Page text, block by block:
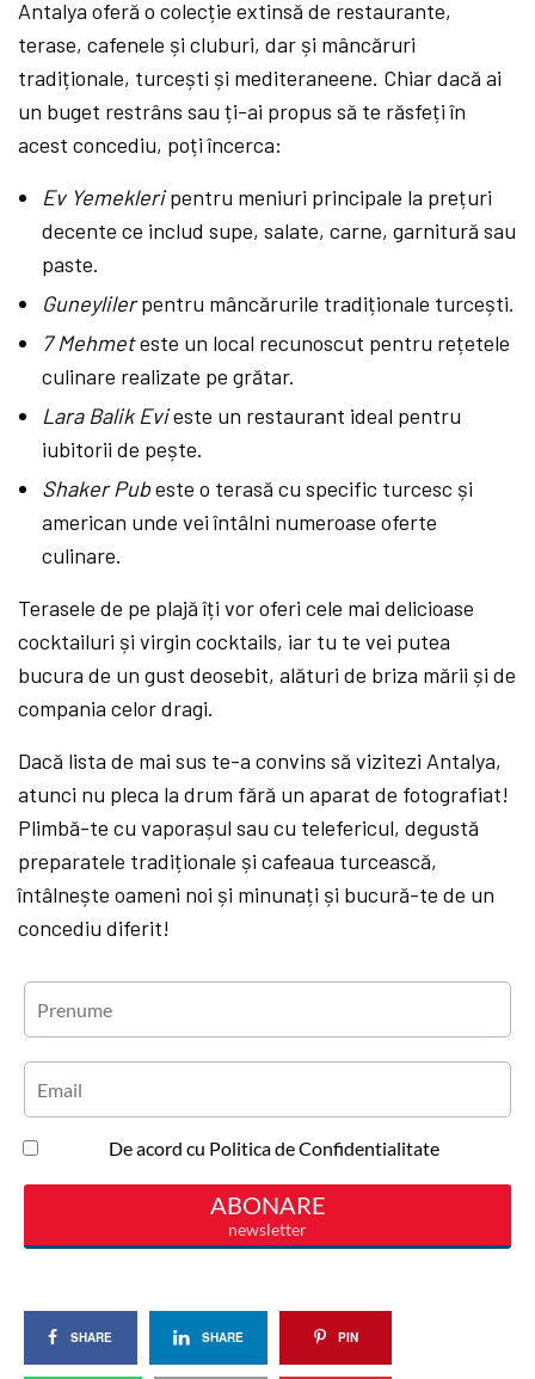
Antalya oferă o colecție extinsă de restaurante,
terase, cafenele și cluburi, dar și mâncăruri
tradiționale, turcești și mediteraneene. Chiar dacă ai
un buget restrâns sau ți-ai propus să te răsfeți în
acest concediu, poți încerca:
Ev Yemekleripentru meniuri principale la prețuri
decente ce includ supe, salate, carne, garnitură sau
paste.
Guneylilerpentru mâncărurile tradiționale turcești.
7 Mehmeteste un local recunoscut pentru rețetele
culinare realizate pe grătar.
Lara Balik Evieste un restaurant ideal pentru
iubitorii de pește.
Shaker Pubeste o terasă cu specific turcesc și
american unde vei întâlni numeroase oferte
culinare.
Terasele de pe plajă îți vor oferi cele mai delicioase
cocktailuri și virgin cocktails, iar tu te vei putea
bucura de un gust deosebit, alături de briza mării și de
compania celor dragi.
Dacă lista de mai sus te-a convins să vizitezi Antalya,
atunci nu pleca la drum fără un aparat de fotografiat!
Plimbă-te cu vaporașul sau cu telefericul, degustă
preparatele tradiționale și cafeaua turcească,
întâlnește oameni noi și minunați și bucură-te de un
concediu diferit!
SHARE SHARE PIN